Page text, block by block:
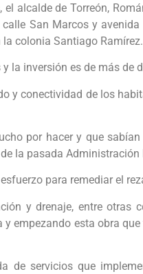
alcalde de Torreón,
San Marcos y
colonia Santiago Ramírez.
la inversión es de más de
y conectividad de los
por hacer y que
la pasada
para remediar el
y drenaje, entre otras
empezando esta obra
de servicios que